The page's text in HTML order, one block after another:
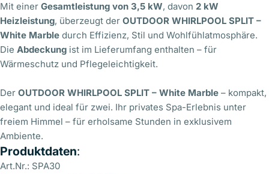
Mit einer Gesamtleistung von 3,5 kW, davon 2 kW
Heizleistung, überzeugt der OUTDOOR WHIRLPOOL SPLIT –
White Marble durch Effizienz, Stil und Wohlfühlatmosphäre.
Die Abdeckung ist im Lieferumfang enthalten – für
Wärmeschutz und Pflegeleichtigkeit.
Der OUTDOOR WHIRLPOOL SPLIT – White Marble – kompakt,
elegant und ideal für zwei. Ihr privates Spa-Erlebnis unter
freiem Himmel – für erholsame Stunden in exklusivem
Ambiente.
Produktdaten:
Art.Nr.: SPA30